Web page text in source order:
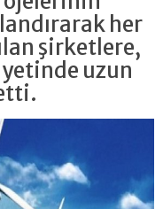
her
şirketlere,
uzun